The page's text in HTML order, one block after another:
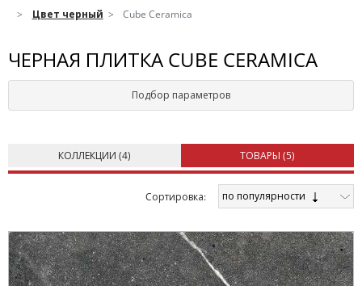
Цвет черный
Cube Ceramica
ЧЕРНАЯ ПЛИТКА CUBE CERAMICA
Подбор параметров
КОЛЛЕКЦИИ (4) ТОВАРЫ (5)
Cортировка: по популярности